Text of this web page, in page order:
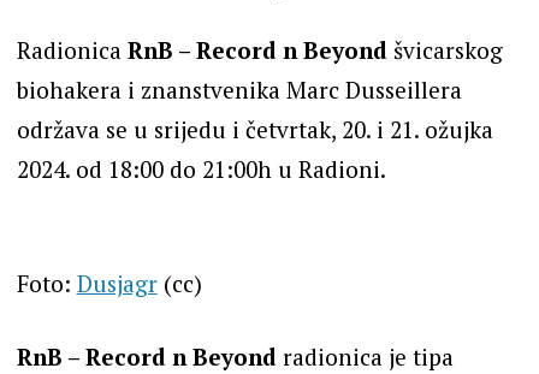
Radionica RnB – Record n ​​Beyond švicarskog
biohakera i znanstvenika Marc Dusseillera
održava se u srijedu i četvrtak, 20. i 21. ožujka
2024. od 18:00 do 21:00h u Radioni.
Foto: Dusjagr(cc)
RnB – Record n ​​Beyond radionica je tipa